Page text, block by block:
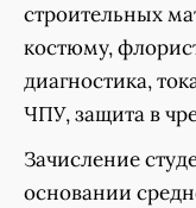
строительных
костюму,
диагностика,
ЧПУ, защита в
Зачисление
основании